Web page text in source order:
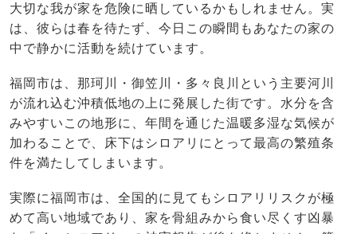
大切な我が家を危険に晒しているかもしれません。実
は、彼らは春を待たず、今日この瞬間もあなたの家の
中で静かに活動を続けています。
福岡市は、那珂川・御笠川・多々良川という主要河川
が流れ込む沖積低地の上に発展した街です。水分を含
みやすいこの地形に、年間を通じた温暖多湿な気候が
加わることで、床下はシロアリにとって最高の繁殖条
件を満たしてしまいます。
実際に福岡市は、全国的に見てもシロアリリスクが極
めて高い地域であり、家を骨組みから食い尽くす凶暴